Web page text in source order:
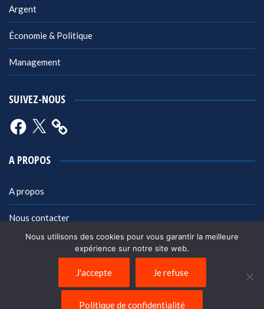
Argent
Économie & Politique
Management
SUIVEZ-NOUS
Facebook
X
A PROPOS
A propos
Nous contacter
Politique de confidentialité
Nous utilisons des cookies pour vous garantir la meilleure
expérience sur notre site web.
J'accepte Je refuse
Politique de confidentialité